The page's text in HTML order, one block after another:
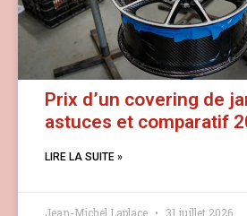
Prix d’un covering de
astuces et comparatif
LIRE LA SUITE »
Jean-Michel Laplace 31 juillet 2026